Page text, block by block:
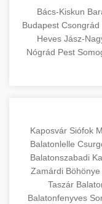
Magas
Csak
📦
támogatási
a
🚀 7.
Szakértő
💎 8.
Bács-Kiskun
Budapest Csongrád
Heves Jász-
Nógrád Pest
Kaposvár Siófok
Balatonlelle
Balatonszabadi
Zamárdi Böhönye
Taszár
Balatonfenyves